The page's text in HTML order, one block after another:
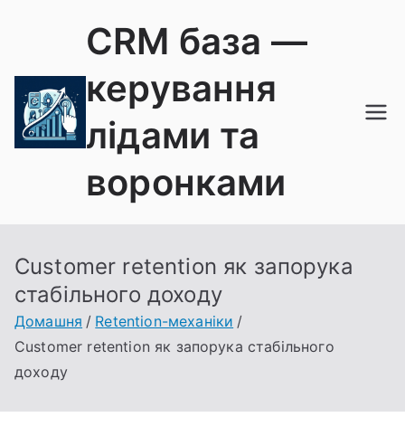
CRM база —
керування
лідами та
воронками
Customer retention як запорука
стабільного доходу
Домашня
Retention-механіки
Customer retention як запорука стабільного
доходу